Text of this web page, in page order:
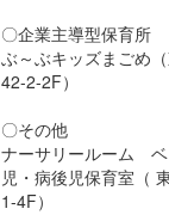
〇企業主導型保育所
ぶ～ぶキッズまごめ
42-2-2F）
〇その他
ナーサリールーム
児・病後児保育室（
1-4F）